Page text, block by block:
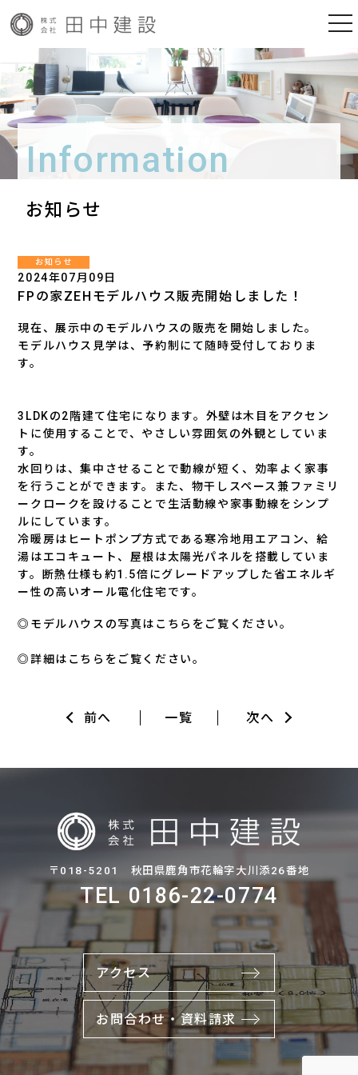
Information
お知らせ
お知らせ
2024年07月09日
FPの家ZEHモデルハウス販売開始しました！
現在、展示中のモデルハウスの販売を開始しました。
モデルハウス見学は、予約制にて随時受付しておりま
す。
3LDKの2階建て住宅になります。外壁は木目をアクセン
トに使用することで、やさしい雰囲気の外観としていま
す。
水回りは、集中させることで動線が短く、効率よく家事
を行うことができます。また、物干しスペース兼ファミリ
ークロークを設けることで生活動線や家事動線をシンプ
ルにしています。
冷暖房はヒートポンプ方式である寒冷地用エアコン、給
湯はエコキュート、屋根は太陽光パネルを搭載していま
す。断熱仕様も約1.5倍にグレードアップした省エネルギ
ー性の高いオール電化住宅です。
◎モデルハウスの写真はこちらをご覧ください。
◎詳細はこちらをご覧ください。
前へ 一覧 次へ
〒018-5201 秋田県鹿角市花輪字大川添26番地
TEL 0186-22-0774
アクセス
お問合わせ・資料請求